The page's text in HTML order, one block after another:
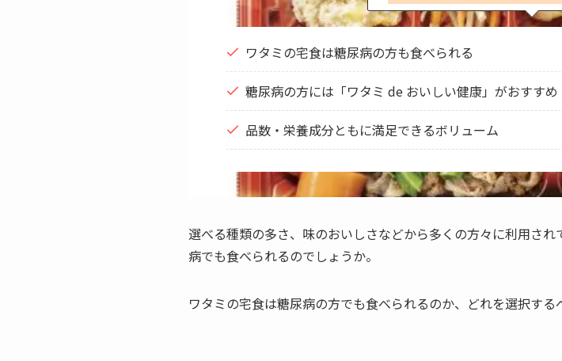
ワタミの宅食は糖尿病の方も食べられる
糖尿病の方には「ワタミ de おいしい健康」がおすすめ
品数・栄養成分ともに満足できるボリューム
選べる種類の多さ、味のおいしさなどから多くの方々に利用さ
病でも食べられるのでしょうか。
ワタミの宅食は糖尿病の方でも食べられるのか、どれを選択する